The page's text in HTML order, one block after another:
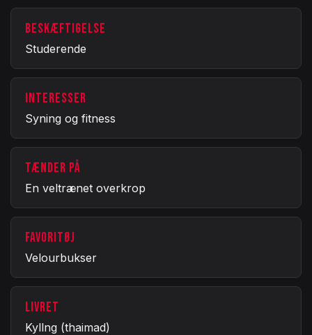
BESKÆFTIGELSE
Studerende
INTERESSER
Syning og fitness
TÆNDER PÅ
En veltrænet overkrop
FAVORITØJ
Velourbukser
LIVRET
Kyllng (thaimad)